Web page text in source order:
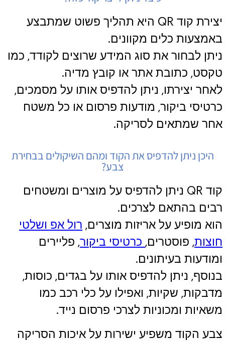
יצירת קוד QR היא תהליך פשוט שמתבצע
באמצעות כלים מקוונים.
ניתן לבחור את סוג המידע שרוצים לקודד, כמו
טקסט, כתובת אתר או קובץ מדיה.
לאחר יצירתו, ניתן להדפיס אותו על מסמכים,
כרטיסי ביקור, מודעות פרסום או כל משטח
אחר שמתאים לסריקה.
היכן ניתן להדפיס את הקוד ומהם השיקולים בבחירת
צבע?
קוד QR ניתן להדפיס על מוצרים ומשטחים
רבים בהתאם לצרכים.
הוא מופיע על אריזות מוצרים, רול אפ ושלטי
חוצות, פוסטרים, כרטיסי ביקור, פליירים
ומודעות בעיתונים.
בנוסף, ניתן להדפיס אותו על בגדים, כוסות,
מדבקות, שקיות, ואפילו על כלי רכב כמו
משאיות ומכוניות לצרכי פרסום נייד.
צבע הקוד משפיע ישירות על איכות הסריקה